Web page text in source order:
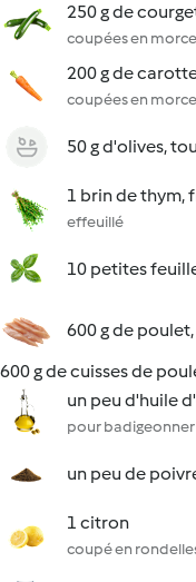
250 g de
coupées en
200 g de
coupées en
50 g d'olives,
1 brin de thym,
effeuillé
10 petites
600 g de
600 g de cuisses de
un peu d'huile
pour badigeonner
un peu de
1 citron
coupé en